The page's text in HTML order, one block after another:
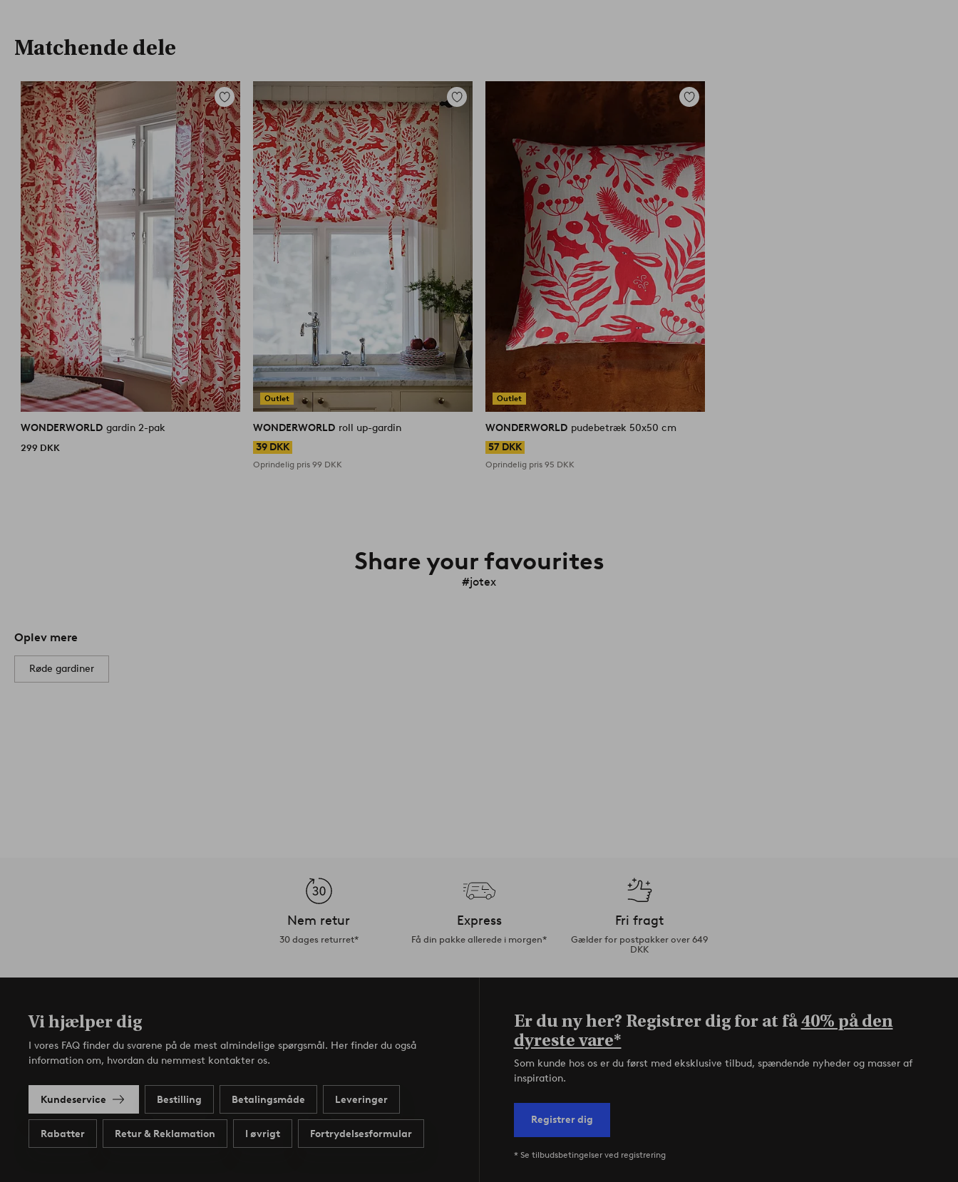
Matchende dele
Tilføj
til
favoritter
WONDERWORLD gardin 2-pak
299 DKK
Outlet
Tilføj
WONDERWORLD roll up-gardin
39 DKK
Oprindelig pris99 DKK
Outlet
Tilføj
WONDERWORLD pudebetræk 50x50 cm
57 DKK
Oprindelig pris95 DKK
Share your favourites
#jotex
Oplev mere
Røde gardiner
Nem retur
30 dages returret*
Express
Få din pakke allerede i morgen*
Fri fragt
Gælder for postpakker over 649
DKK
Vi hjælper dig
I vores FAQ finder du svarene på de mest almindelige spørgsmål. Her finder du også
information om, hvordan du nemmest kontakter os.
Kundeservice Bestilling Betalingsmåde Leveringer
Rabatter Retur & Reklamation I øvrigt Fortrydelsesformular
Er du ny her? Registrer dig for at få40% på den
dyreste vare*
Som kunde hos os er du først med eksklusive tilbud, spændende nyheder og masser af
inspiration.
Registrer dig
* Se tilbudsbetingelser ved registrering